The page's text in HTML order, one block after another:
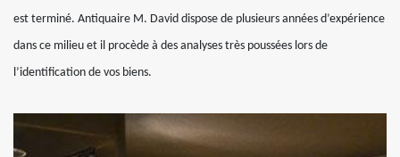
est terminé. Antiquaire M. David dispose de plusieurs années d’expérience
dans ce milieu et il procède à des analyses très poussées lors de
l’identification de vos biens.